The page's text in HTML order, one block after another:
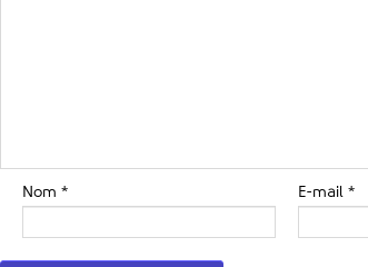
Nom * E-mail *